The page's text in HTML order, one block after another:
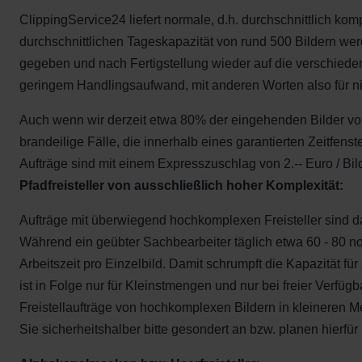
ClippingService24 liefert normale, d.h. durchschnittlich
durchschnittlichen Tageskapazität von rund 500 Bildern
gegeben und nach Fertigstellung wieder auf die
geringem Handlingsaufwand, mit anderen Worten also für
Auch wenn wir derzeit etwa 80% der eingehenden Bilder
brandeilige Fälle, die innerhalb eines garantierten
Aufträge sind mit einem Expresszuschlag von 2.-- Euro /
Pfadfreisteller von ausschließlich hoher Komplexität:
Aufträge mit überwiegend hochkomplexen Freisteller sind
Während ein geübter Sachbearbeiter täglich etwa 60 - 80
Arbeitszeit pro Einzelbild. Damit schrumpft die Kapazität
ist in Folge nur für Kleinstmengen und nur bei freier
Freistellaufträge von hochkomplexen Bildern in kleineren
Sie sicherheitshalber bitte gesondert an bzw. planen